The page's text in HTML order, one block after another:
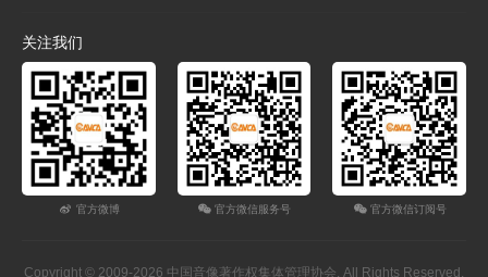
关注我们
官方微博 官方微信服务号 官方微信订阅号
Copyright © 2009-2026 中国音像著作权集体管理协会. All Rights Reserved.